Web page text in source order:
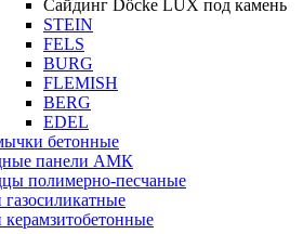
Сайдинг Döcke LUX под камень
STEIN
FELS
BURG
FLEMISH
BERG
EDEL
бетонные
панели АМК
полимерно-песчаные
газосиликатные
керамзитобетонные